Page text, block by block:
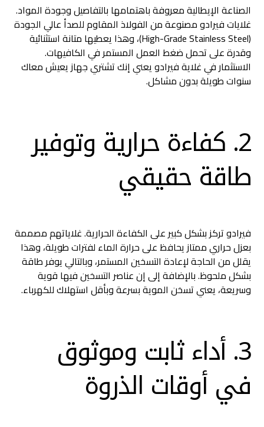
الصناعة الإيطالية معروفة باهتمامها بالتفاصيل وجودة المواد.
غلايات فيرادو مصنوعة من الفولاذ المقاوم للصدأ عالي الجودة
(High-Grade Stainless Steel)، وهذا يعطيها متانة استثنائية
وقدرة على تحمل ضغط العمل المستمر في الكافيهات.
الاستثمار في غلاية فيرادو يعني إنك تشتري جهاز يعيش معاك
سنوات طويلة بدون مشاكل.
2. كفاءة حرارية وتوفير
طاقة حقيقي
فيرادو تركز بشكل كبير على الكفاءة الحرارية. غلاياتهم مصممة
بعزل حراري ممتاز يحافظ على حرارة الماء لفترات طويلة، وهذا
يقلل من الحاجة لإعادة التسخين المستمر، وبالتالي يوفر طاقة
بشكل ملحوظ. بالإضافة إلى إن عناصر التسخين فيها قوية
وسريعة، يعني تسخن الموية بسرعة وبأقل استهلاك للكهرباء.
3. أداء ثابت وموثوق
في أوقات الذروة